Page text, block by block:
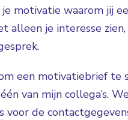
motivatie waarom jij
alleen je interesse
een motivatiebrief te
van mijn collega’s.
voor de